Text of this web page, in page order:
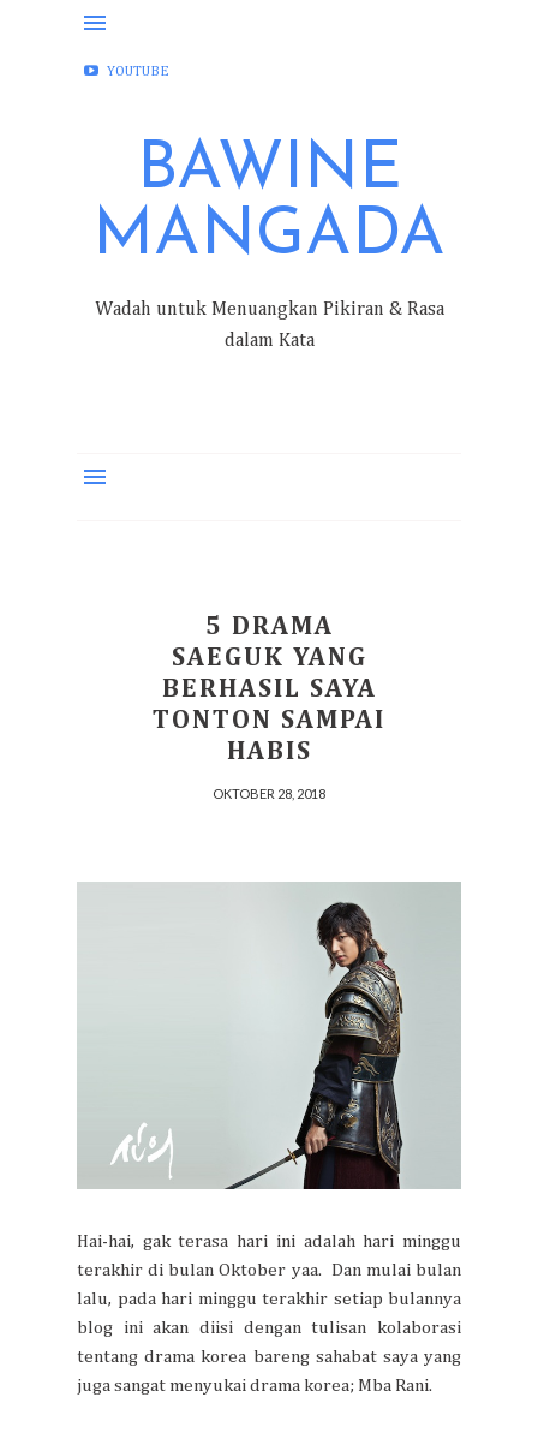
FACEBOOK
YOUTUBE
BAWINE
MANGADA
Wadah untuk Menuangkan Pikiran & Rasa
dalam Kata
5 DRAMA
SAEGUK YANG
BERHASIL SAYA
TONTON SAMPAI
HABIS
OKTOBER 28, 2018
Hai-hai, gak terasa hari ini adalah hari minggu
terakhir di bulan Oktober yaa. Dan mulai bulan
lalu, pada hari minggu terakhir setiap bulannya
blog ini akan diisi dengan tulisan kolaborasi
tentang drama korea bareng sahabat saya yang
juga sangat menyukai drama korea; Mba Rani.